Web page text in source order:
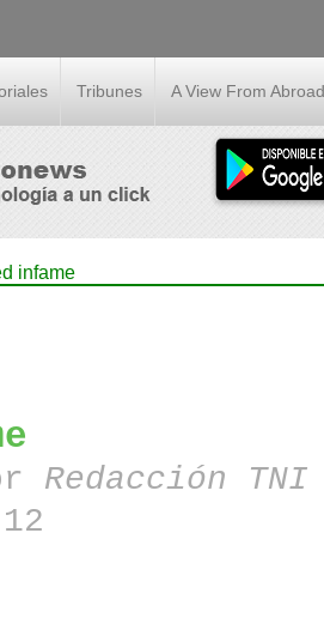
Tribunes A View From Abroad
infame
Redacción